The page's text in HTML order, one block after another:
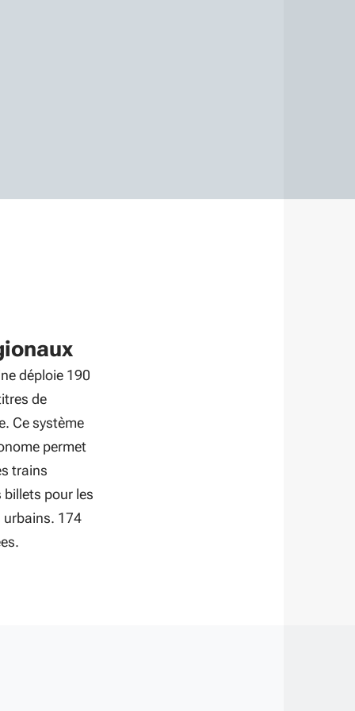
déploie 190
de
Ce système
permet
trains
billets pour les
urbains. 174